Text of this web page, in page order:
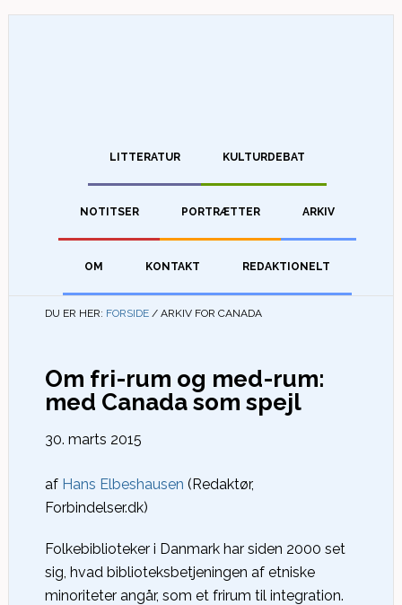
LITTERATUR KULTURDEBAT
NOTITSER PORTRÆTTER ARKIV
OM KONTAKT REDAKTIONELT
DU ER HER: FORSIDE /ARKIV FOR CANADA
Om fri-rum og med-rum:
med Canada som spejl
30. marts 2015
af Hans Elbeshausen (Redaktør,
Forbindelser.dk)
Folkebiblioteker i Danmark har siden 2000 set
sig, hvad biblioteksbetjeningen af etniske
minoriteter angår, som et frirum til integration.